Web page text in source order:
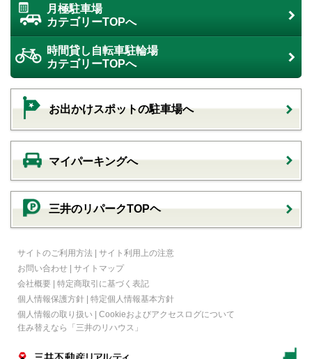
月極駐車場
カテゴリーTOPへ
時間貸し自転車駐輪場
カテゴリーTOPへ
お出かけスポットの駐車場へ
マイパーキングへ
三井のリパークTOPヘ
サイトのご利用方法 | サイト利用上の注意
お問い合わせ | サイトマップ
会社概要 | 特定商取引に基づく表記
個人情報保護方針 | 特定個人情報基本方針
個人情報の取り扱い | Cookieおよびアクセスログについて
住み替えなら
「三井のリハウス」